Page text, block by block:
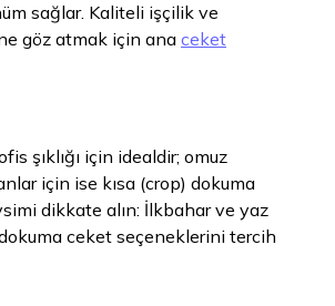
sağlar. Kaliteli işçilik ve
göz atmak için ana ceket
şıklığı için idealdir; omuz
için ise kısa (crop) dokuma
dikkate alın: İlkbahar ve yaz
ceket seçeneklerini tercih